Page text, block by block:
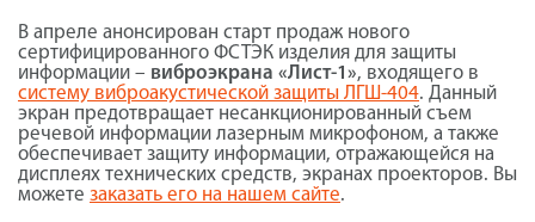
В апреле анонсирован старт продаж нового
сертифицированного ФСТЭК изделия для защиты
информации – виброэкрана «Лист-1», входящего в
систему виброакустической защиты ЛГШ-404. Данный
экран предотвращает несанкционированный съем
речевой информации лазерным микрофоном, а также
обеспечивает защиту информации, отражающейся на
дисплеях технических средств, экранах проекторов. Вы
можете заказать его на нашем сайте.